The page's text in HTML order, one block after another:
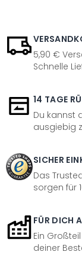
5,90 €
Schnelle
14 TAGE
Du kannst
ausgiebig
SICHER
Das
sorgen für
FÜR DICH
Ein
deiner